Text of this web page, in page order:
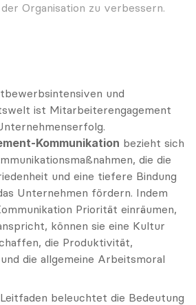
Organisation zu verbessern.
und
ist Mitarbeiterengagement
Kommunikation bezieht sich
die die
und eine tiefere Bindung
Unternehmen fördern. Indem
Priorität einräumen,
können sie eine Kultur
die Produktivität,
die allgemeine Arbeitsmoral
beleuchtet die Bedeutung